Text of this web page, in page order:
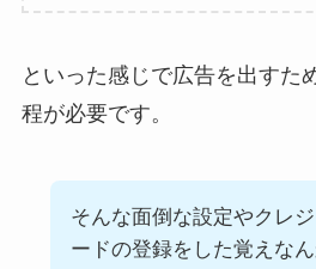
といった感じで広告を出すた
程が必要です。
そんな面倒な設定やクレ
ードの登録をした覚えな